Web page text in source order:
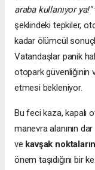
araba kullanıyor ya!"
şeklindeki tepkiler,
kadar ölümcül
Vatandaşlar panik
otopark güvenliğinin
etmesi bekleniyor.
Bu feci kaza, kapalı
manevra alanının
ve kavşak
önem taşıdığını bir